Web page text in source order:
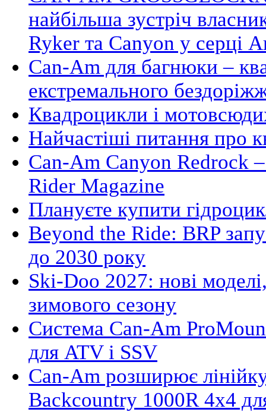
найбільша зустріч
Ryker та Canyon у серці
Can-Am для багнюки –
екстремального
Квадроцикли і
Найчастіші питання про
Can-Am Canyon Redrock
Rider Magazine
Плануєте купити
Beyond the Ride: BRP
до 2030 року
Ski-Doo 2027: нові
зимового сезону
Система Can-Am
для ATV і SSV
Can-Am розширює
Backcountry 1000R 4x4